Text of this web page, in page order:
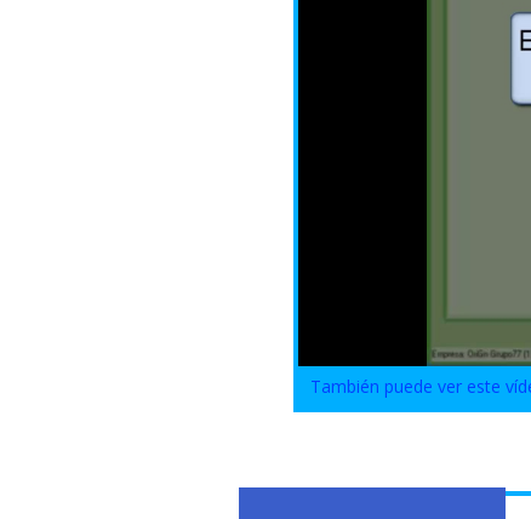
También puede ver este